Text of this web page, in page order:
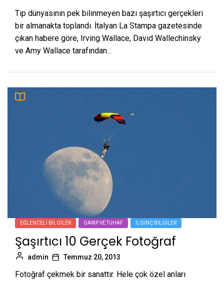
Tıp dünyasının pek bilinmeyen bazı şaşırtıcı gerçekleri
bir almanakta toplandı. İtalyan La Stampa gazetesinde
çıkan habere göre, Irving Wallace, David Wallechinsky
ve Amy Wallace tarafından...
EĞLENCELI BILGILER GARIP VE TUHAF İLGINÇ BILGILER
Şaşırtıcı 10 Gerçek Fotoğraf
admin Temmuz 20, 2013
Fotoğraf çekmek bir sanattır. Hele çok özel anları